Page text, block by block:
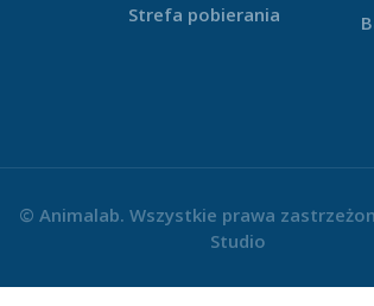
Strefa pobierania
© Animalab. Wszystkie prawa
Studio